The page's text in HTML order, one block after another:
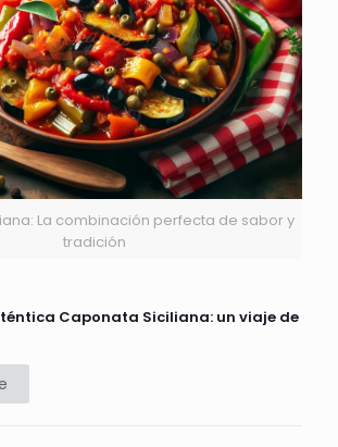
La combinación perfecta de sabor y
tradición
Caponata Siciliana: un viaje de